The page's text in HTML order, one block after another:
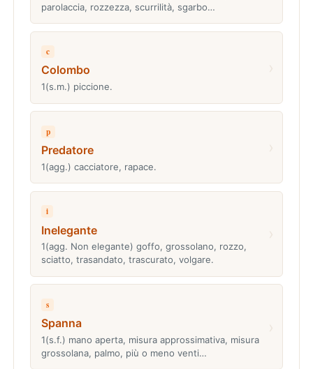
parolaccia, rozzezza, scurrilità, sgarbo…
c
Colombo
1(s.m.) piccione.
p
Predatore
1(agg.) cacciatore, rapace.
i
Inelegante
1(agg. Non elegante) goffo, grossolano, rozzo,
sciatto, trasandato, trascurato, volgare.
s
Spanna
1(s.f.) mano aperta, misura approssimativa, misura
grossolana, palmo, più o meno venti…